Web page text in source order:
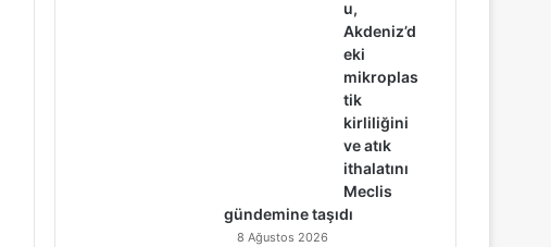
u,
Akdeniz’d
eki
mikroplas
tik
kirliliğini
ve atık
ithalatını
Meclis
gündemine taşıdı
8 Ağustos 2026